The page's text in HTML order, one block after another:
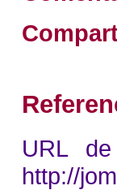
URL
http://